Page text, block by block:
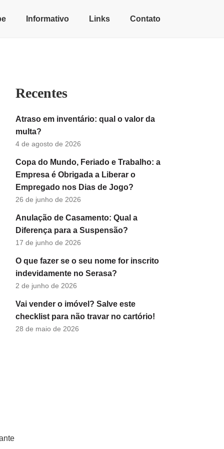
Informativo Links Contato
Recentes
Atraso em inventário: qual o valor da
multa?
4 de agosto de 2026
Copa do Mundo, Feriado e Trabalho: a
Empresa é Obrigada a Liberar o
Empregado nos Dias de Jogo?
26 de junho de 2026
Anulação de Casamento: Qual a
Diferença para a Suspensão?
17 de junho de 2026
O que fazer se o seu nome for inscrito
indevidamente no Serasa?
2 de junho de 2026
Vai vender o imóvel? Salve este
checklist para não travar no cartório!
28 de maio de 2026